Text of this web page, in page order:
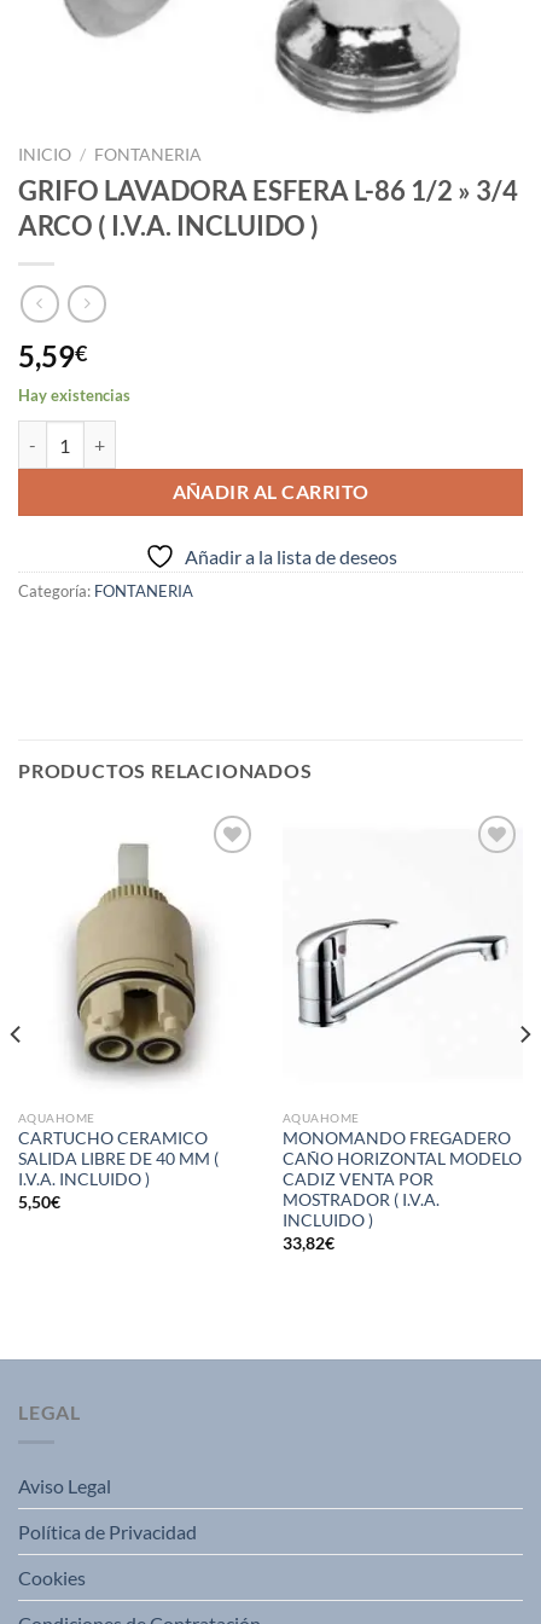
INICIO / FONTANERIA
GRIFO LAVADORA ESFERA L-86 1/2 » 3/4
ARCO ( I.V.A. INCLUIDO )
5,59€
Hay existencias
AÑADIR AL CARRITO
Añadir a la lista de deseos
Categoría: FONTANERIA
PRODUCTOS RELACIONADOS
AQUAHOME
CARTUCHO CERAMICO
SALIDA LIBRE DE 40 MM (
I.V.A. INCLUIDO )
5,50€
AQUAHOME
MONOMANDO FREGADERO
CAÑO HORIZONTAL MODELO
CADIZ VENTA POR
MOSTRADOR ( I.V.A.
INCLUIDO )
33,82€
LEGAL
Aviso Legal
Política de Privacidad
Cookies